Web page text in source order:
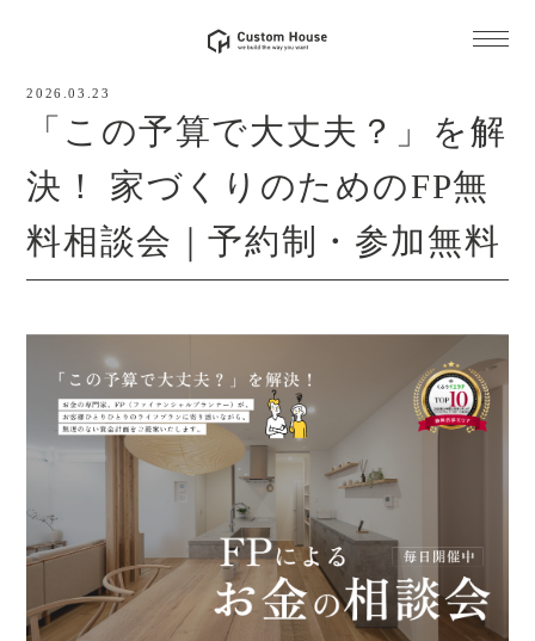
2026.03.23
「この予算で大丈夫？」を解
決！ 家づくりのためのFP無
料相談会｜予約制・参加無料